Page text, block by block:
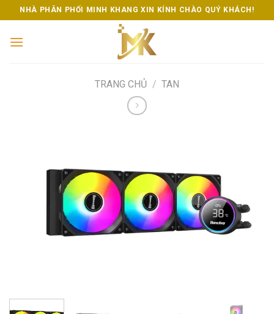
to
content
NHÀ PHÂN PHỐI MINH KHANG XIN KÍNH CHÀO QUÝ KHÁCH!
TRANG CHỦ / TAN